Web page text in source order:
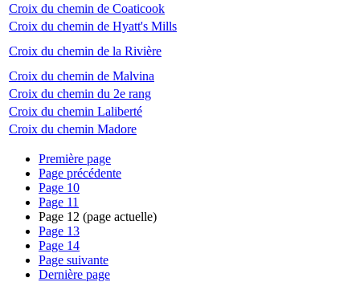
Croix du chemin de Coaticook
Croix du chemin de Hyatt's Mills
Croix du chemin de la Rivière
Croix du chemin de Malvina
Croix du chemin du 2e rang
Croix du chemin Laliberté
Croix du chemin Madore
Première page
Page précédente
Page 10
Page 11
Page 12 (page actuelle)
Page 13
Page 14
Page suivante
Dernière page